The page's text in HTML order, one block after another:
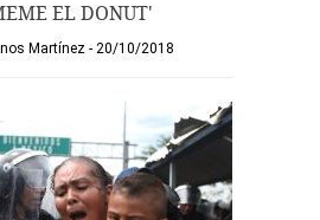
EL DONUT'
Martínez 20/10/2018